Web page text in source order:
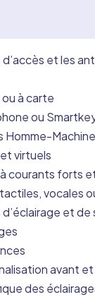
et les
à carte
ou
Homme-
virtuels
courants forts
vocales
et de
avant
des